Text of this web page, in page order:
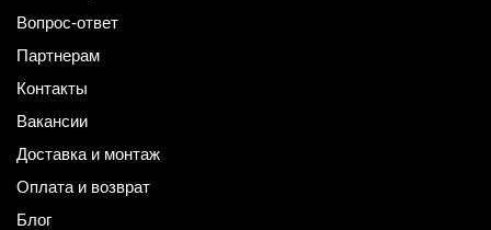
Вопрос-ответ
Партнерам
Контакты
Вакансии
Доставка и монтаж
Оплата и возврат
Блог